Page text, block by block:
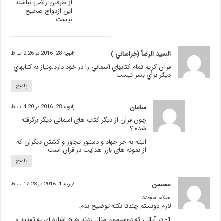
از طرفین راضی نباشند
این ازدواج صحیح
نیست.
السيد الرضأ (خراساني ) ژانویه 28, 2016 در 2:26 ب.ظ
قرآن كريم تمام كتابهاي آسماني را در خود دارد.ونياز به كتابهاي
ديگر برأي بشر نيست
پاسخ
سامان ژانویه 28, 2016 در 4:20 ب.ظ
چون قران از دیگر کتاب های اسمانی دیگر برگرقته
شده ؟
البته به جر جهاد و دستور تجاوز و کشتن دیگران که
از نمونه های بارز هدایت در قران است
پاسخ
محسن فوریه 1, 2016 در 12:28 ب.ظ
سلام مجدد.
لازم دونستم چندتا نکته توضیح بدم.